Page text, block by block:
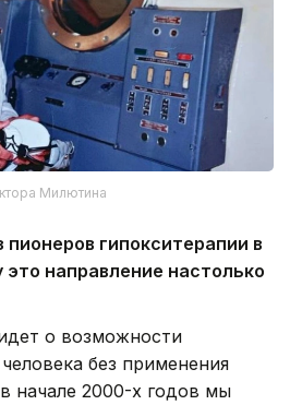
Милютина
гипокситерапии в
направление настолько
о возможности
без применения
начале 2000-х годов мы